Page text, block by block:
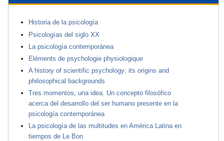
Historia de la psicología
Psicologías del siglo XX
La psicología contemporánea
Eléments de psychologie physiologique
A history of scientific psychology: its origins and
philosophical backgrounds
Tres momentos, una idea. Un concepto filosófico
acerca del desarrollo del ser humano presente en la
psicología contemporánea
La psicología de las multitudes en América Latina en
tiempos de Le Bon